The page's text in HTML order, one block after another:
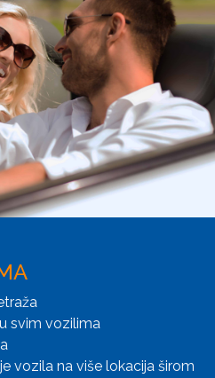
svim vozilima
vozila na više lokacija širom